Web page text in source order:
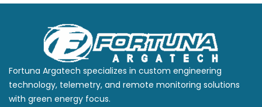
Fortuna Argatech specializes in custom engineering
technology, telemetry, and remote monitoring solutions
with green energy focus.